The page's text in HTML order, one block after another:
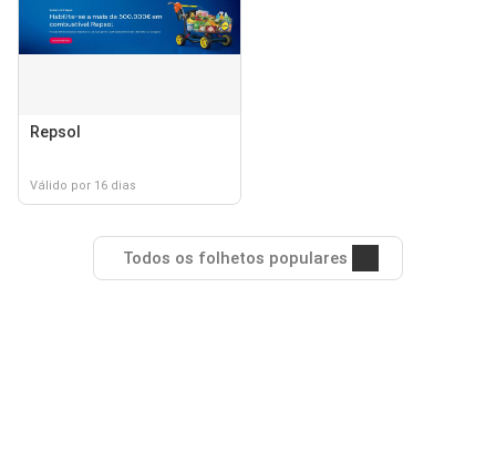
Repsol
Válido por 16 dias
Todos os folhetos populares